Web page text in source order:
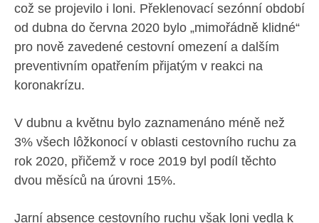
což se projevilo i loni. Překlenovací sezónní období
od dubna do června 2020 bylo „mimořádně klidné“
pro nově zavedené cestovní omezení a dalším
preventivním opatřením přijatým v reakci na
koronakrízu.
V dubnu a květnu bylo zaznamenáno méně než
3% všech lôžkonocí v oblasti cestovního ruchu za
rok 2020, přičemž v roce 2019 byl podíl těchto
dvou měsíců na úrovni 15%.
Jarní absence cestovního ruchu však loni vedla k